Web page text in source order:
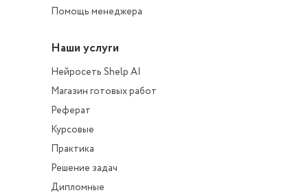
Помощь менеджера
Наши услуги
Нейросеть Shelp AI
Магазин готовых работ
Реферат
Курсовые
Практика
Решение задач
Дипломные